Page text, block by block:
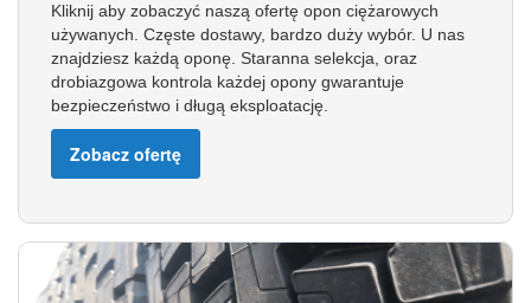
Kliknij aby zobaczyć naszą ofertę opon ciężarowych
używanych. Częste dostawy, bardzo duży wybór. U nas
znajdziesz każdą oponę. Staranna selekcja, oraz
drobiazgowa kontrola każdej opony gwarantuje
bezpieczeństwo i długą eksploatację.
Zobacz ofertę